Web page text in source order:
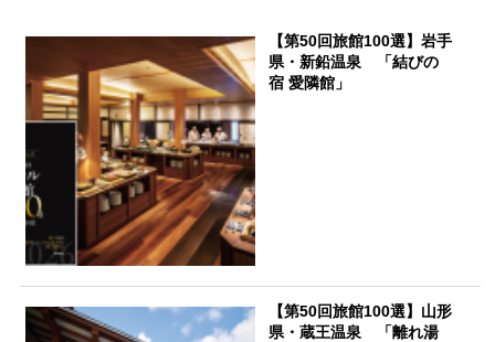
【第50回旅館100選】岩手
県・新鉛温泉 「結びの
宿 愛隣館」
【第50回旅館100選】山形
県・蔵王温泉 「離れ湯